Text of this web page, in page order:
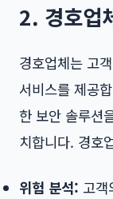
2. 경호업
경호업체는 고
서비스를 제공
한 보안 솔루션
치합니다. 경호
위험 분석: 고객